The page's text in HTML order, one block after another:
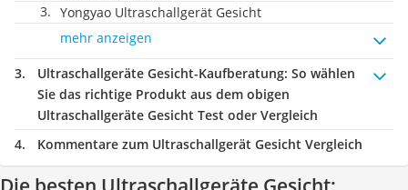
Yongyao Ultraschallgerät Gesicht
mehr anzeigen
Ultraschallgeräte Gesicht-Kaufberatung: So wählen
Sie das richtige Produkt aus dem obigen
Ultraschallgeräte Gesicht Test oder Vergleich
Kommentare zum Ultraschallgerät Gesicht Vergleich